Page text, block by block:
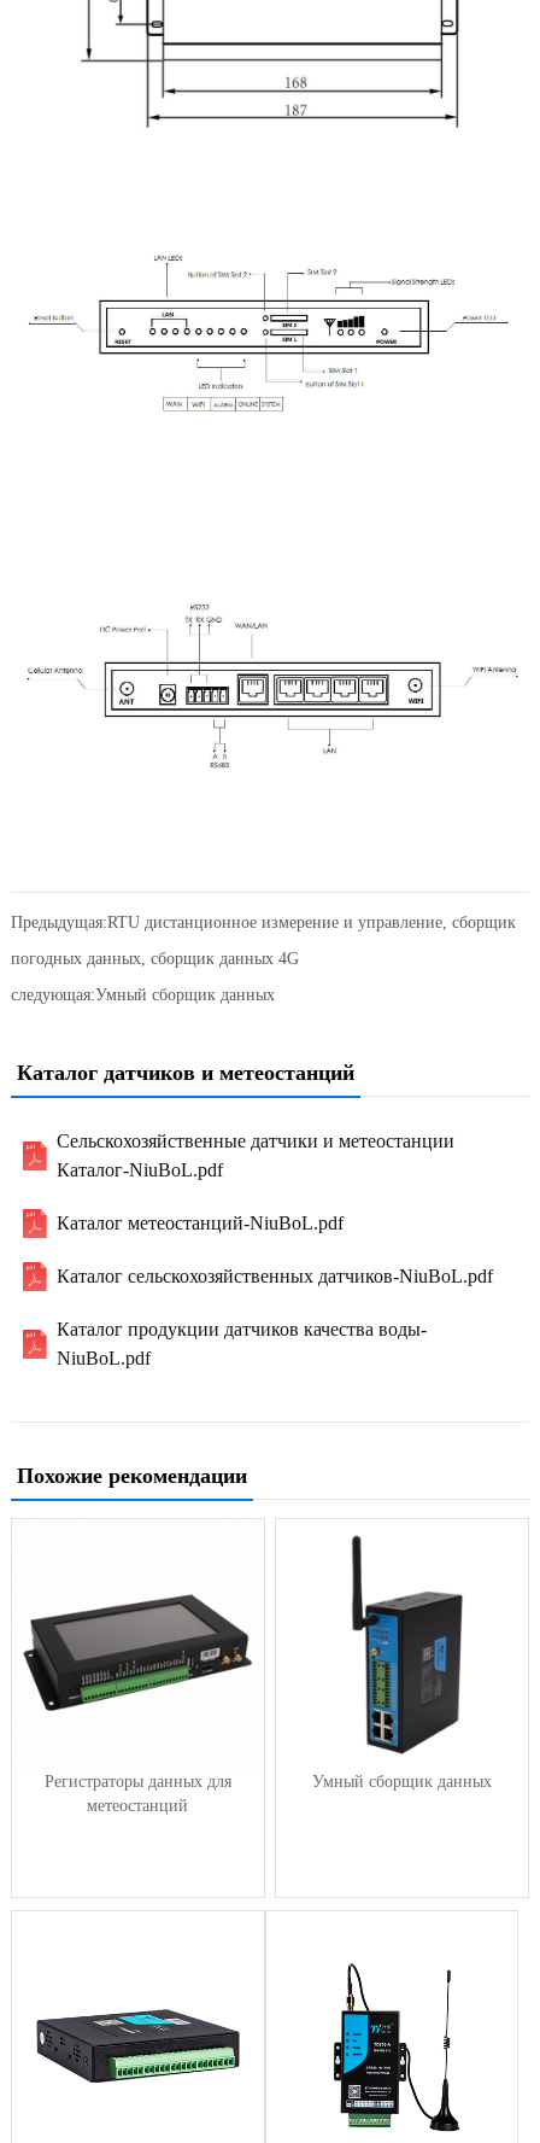
Предыдущая:RTU дистанционное измерение и управление, сборщик
погодных данных, сборщик данных 4G
следующая:Умный сборщик данных
Каталог датчиков и метеостанций
Сельскохозяйственные датчики и метеостанции
Каталог-NiuBoL.pdf
Каталог метеостанций-NiuBoL.pdf
Каталог сельскохозяйственных датчиков-NiuBoL.pdf
Каталог продукции датчиков качества воды-
NiuBoL.pdf
Похожие рекомендации
Регистраторы данных для
метеостанций
Умный сборщик данных